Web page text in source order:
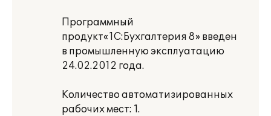
Программный
продукт«1С:Бухгалтерия 8» введен
в промышленную эксплуатацию
24.02.2012 года.
Количество автоматизированных
рабочих мест: 1.